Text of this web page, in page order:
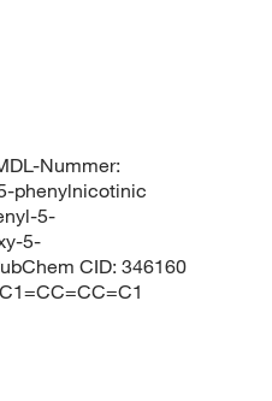
Nummer:
phenylnicotinic
5-
5-
CID: 346160